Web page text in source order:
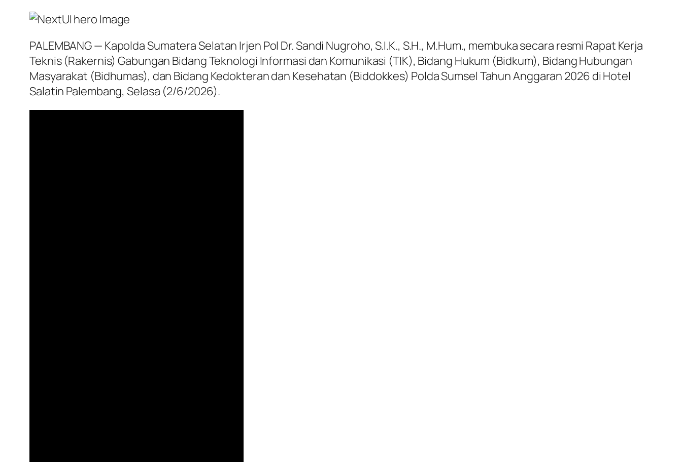
PALEMBANG — Kapolda Sumatera Selatan Irjen Pol Dr. Sandi Nugroho, S.I.K., S.H., M.Hum., membuka secara resmi Rapat Kerja
Teknis (Rakernis) Gabungan Bidang Teknologi Informasi dan Komunikasi (TIK), Bidang Hukum (Bidkum), Bidang Hubungan
Masyarakat (Bidhumas), dan Bidang Kedokteran dan Kesehatan (Biddokkes) Polda Sumsel Tahun Anggaran 2026 di Hotel
Salatin Palembang, Selasa (2/6/2026).